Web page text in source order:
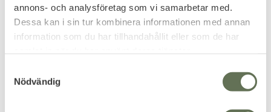
annons- och analysföretag som vi samarbetar med.
Dessa kan i sin tur kombinera informationen med annan
information som du har tillhandahållit eller som de har
Nödvändig